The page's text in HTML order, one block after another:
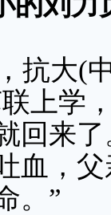
抗大(
上学
回来
血，
。”